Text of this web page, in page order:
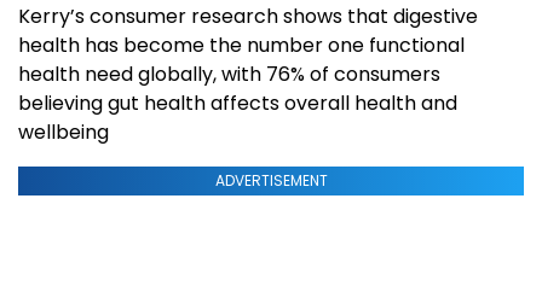
Kerry’s consumer research shows that digestive
health has become the number one functional
health need globally, with 76% of consumers
believing gut health affects overall health and
wellbeing
ADVERTISEMENT